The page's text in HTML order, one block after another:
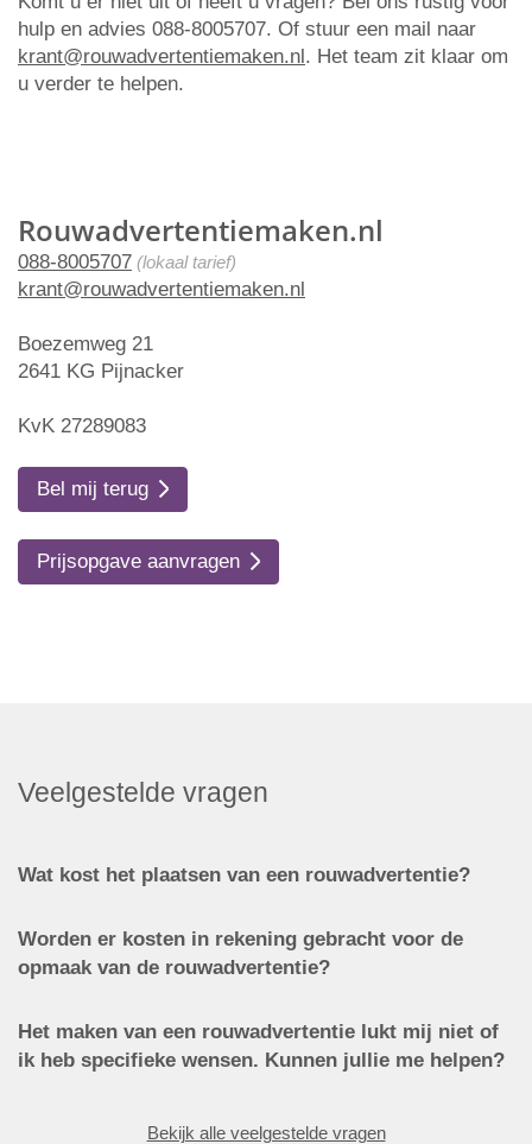
Rouwadvertentiemaken.nl
088-8005707 (lokaal tarief)
krant@rouwadvertentiemaken.nl
Boezemweg 21
2641 KG Pijnacker
KvK 27289083
Bel mij terug
Prijsopgave aanvragen
hulp en advies 088-8005707. Of stuur een mail naar
krant@rouwadvertentiemaken.nl. Het team zit klaar om
u verder te helpen.
Veelgestelde vragen
Wat kost het plaatsen van een rouwadvertentie?
Worden er kosten in rekening gebracht voor de
opmaak van de rouwadvertentie?
Het maken van een rouwadvertentie lukt mij niet of
ik heb specifieke wensen. Kunnen jullie me helpen?
Bekijk alle veelgestelde vragen